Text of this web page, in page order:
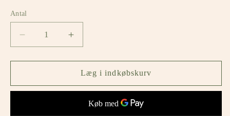
Antal
Antal
Reducer
antallet
for
Hvid,
Øg
antallet
for
Lysestage,
Hvid,
Kitira
Læg i indkøbskurv